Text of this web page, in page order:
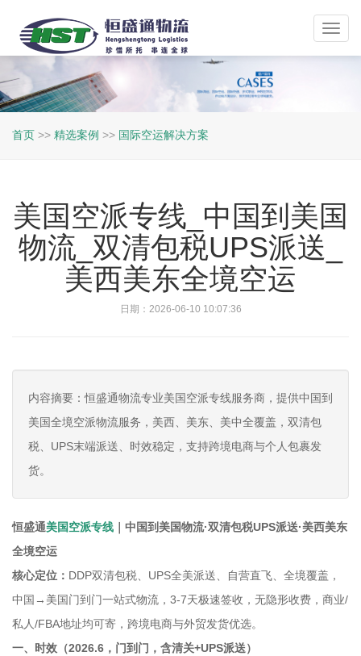
首页 >> 精选案例 >> 国际空运解决方案
美国空派专线_中国到美国
物流_双清包税UPS派送_
美西美东全境空运
日期：2026-06-10 10:07:36
内容摘要：恒盛通物流专业美国空派专线服务商，提供中国到
美国全境空派物流服务，美西、美东、美中全覆盖，双清包
税、UPS末端派送、时效稳定，支持跨境电商与个人包裹发
货。
恒盛通美国空派专线 ｜中国到美国物流·双清包税UPS派送·美西美东
全境空运
核心定位： DDP双清包税、UPS全美派送、自营直飞、全境覆盖，
中国→美国门到门一站式物流，3-7天极速签收，无隐形收费，商业/
私人/FBA地址均可寄，跨境电商与外贸发货优选。
一、时效（2026.6，门到门，含清关+UPS派送）